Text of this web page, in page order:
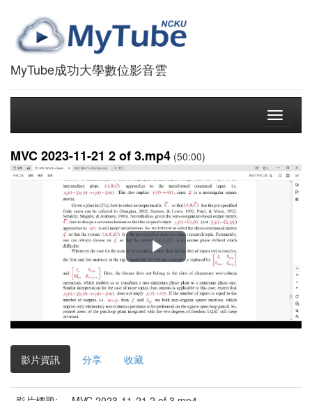
MyTube成功大學數位影音雲
Toggle
MVC 2023-11-21 2 of 3.mp4 (50:00)
播
放
影
影片資訊 分享 收藏